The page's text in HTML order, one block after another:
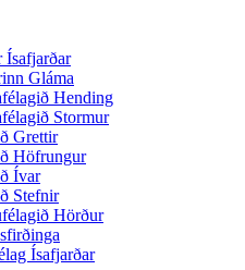
Gláma
Hending
Stormur
Grettir
Höfrungur
Ívar
Stefnir
Hörður
Ísafjarðar